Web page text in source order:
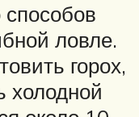
ловле.
горох,
холодной